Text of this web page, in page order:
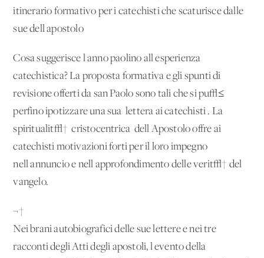
itinerario formativo per i catechisti che scaturisce dalle
sue dell'apostolo
Cosa suggerisce l'anno paolino all'esperienza
catechistica? La proposta formativa e gli spunti di
revisione offerti da san Paolo sono tali che si pu√≤
perfino ipotizzare una sua 'lettera ai catechisti'. La
spiritualit√† 'cristocentrica' dell'Apostolo offre ai
catechisti motivazioni forti per il loro impegno
nell'annuncio e nell'approfondimento delle verit√† del
vangelo.
¬†
Nei brani autobiografici delle sue lettere e nei tre
racconti degli Atti degli apostoli, l'evento della